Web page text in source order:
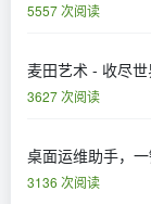
5557 次阅读
麦田艺术 - 收尽
3627 次阅读
桌面运维助手，
3136 次阅读